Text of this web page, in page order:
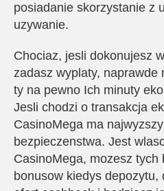
posiadanie skorzystanie z
uzywanie.
Chociaz, jesli dokonujesz
zadasz wyplaty, naprawde
ty na pewno Ich minuty
Jesli chodzi o transakcja
CasinoMega ma
bezpieczenstwa. Jest
CasinoMega, mozesz tych
bonusow kiedys depozytu,